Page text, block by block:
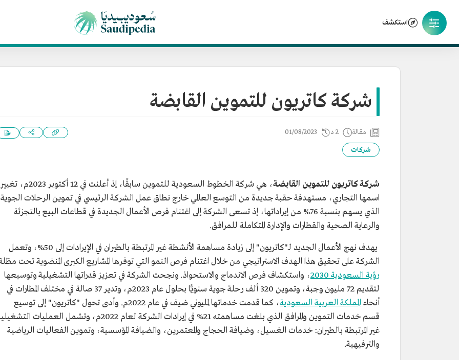
استكشف
شركة كاتريون للتموين القابضة
مقالة 2 د 01/08/2023
شركات
شركة كاتريون للتموين القابضة
، هي شركة الخطوط السعودية للتموين سابقًا، إذ أعلنت في 12 أكتوبر 2023م، تغيير
اسمها التجاري، مستهدفة حقبة جديدة من التوسع العالمي خارج نطاق عمل الشركة الرئيسي في تموين الرحلات
الذي يسهم بنسبة 76% من إيراداتها، إذ تسعى الشركة إلى اغتنام فرص الأعمال الجديدة في قطاعات البيع بالتجزئة
والرعاية الصحية والقطارات والإدارة المتكاملة للمرافق.
يهدف نهج الأعمال الجديد لـ"كاتريون" إلى زيادة مساهمة الأنشطة غير المرتبطة بالطيران في الإيرادات إلى 50%، وتعمل
الشركة على تحقيق هذا الهدف الاستراتيجي من خلال اغتنام فرص النمو التي توفرها المشاريع الكبرى المنضوية تحت
رؤية السعودية 2030
، واستكشاف فرص الاندماج والاستحواذ. ونجحت الشركة في تعزيز قدراتها التشغيلية وتوسيعها
لتقديم 72 مليون وجبة، وتموين 320 ألف رحلة جوية سنويًّا بحلول عام 2023م، وتدير 37 صالة في مختلف المطارات في
أنحاءالمملكة العربية السعودية
، كما قدمت خدماتها لمليوني ضيف في عام 2022م. وأدى تحول "كاتريون" إلى توسيع
قسم خدمات التموين والمرافق الذي بلغت مساهمته 21% في إيرادات الشركة لعام 2022م، وتشمل العمليات
غير المرتبطة بالطيران: خدمات الغسيل، وضيافة الحجاج والمعتمرين، والضيافة المؤسسية، وتموين الفعاليات الرياضية
والترفيهية.